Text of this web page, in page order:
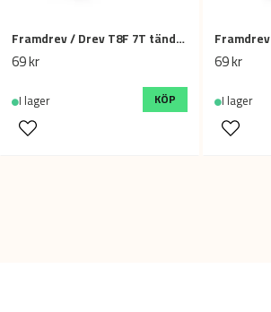
Framdrev / Drev T8F 7T tänder / kuggar - 39cc, 49cc mini ATV / minimoto
69 kr
I lager KÖP
69 kr
I lager